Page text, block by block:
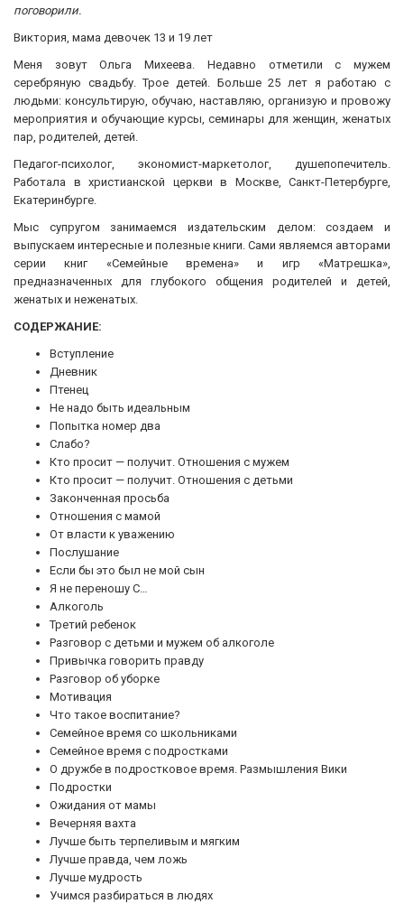
поговорили.
Виктория, мама девочек 13 и 19 лет
Меня зовут Ольга Михеева. Недавно отметили с мужем
серебряную свадьбу. Трое детей. Больше 25 лет я работаю с
людьми: консультирую, обучаю, наставляю, организую и провожу
мероприятия и обучающие курсы, семинары для женщин, женатых
пар, родителей, детей.
Педагог-психолог, экономист-маркетолог, душепопечитель.
Работала в христианской церкви в Москве, Санкт-Петербурге,
Екатеринбурге.
Мыс супругом занимаемся издательским делом: создаем и
выпускаем интересные и полезные книги. Сами являемся авторами
серии книг «Семейные времена» и игр «Матрешка»,
предназначенных для глубокого общения родителей и детей,
женатых и неженатых.
СОДЕРЖАНИЕ:
Вступление
Дневник
Птенец
Не надо быть идеальным
Попытка номер два
Слабо?
Кто просит — получит. Отношения с мужем
Кто просит — получит. Отношения с детьми
Законченная просьба
Отношения с мамой
От власти к уважению
Послушание
Если бы это был не мой сын
Я не переношу С…
Алкоголь
Третий ребенок
Разговор с детьми и мужем об алкоголе
Привычка говорить правду
Разговор об уборке
Мотивация
Что такое воспитание?
Семейное время со школьниками
Семейное время с подростками
О дружбе в подростковое время. Размышления Вики
Подростки
Ожидания от мамы
Вечерняя вахта
Лучше быть терпеливым и мягким
Лучше правда, чем ложь
Лучше мудрость
Учимся разбираться в людях